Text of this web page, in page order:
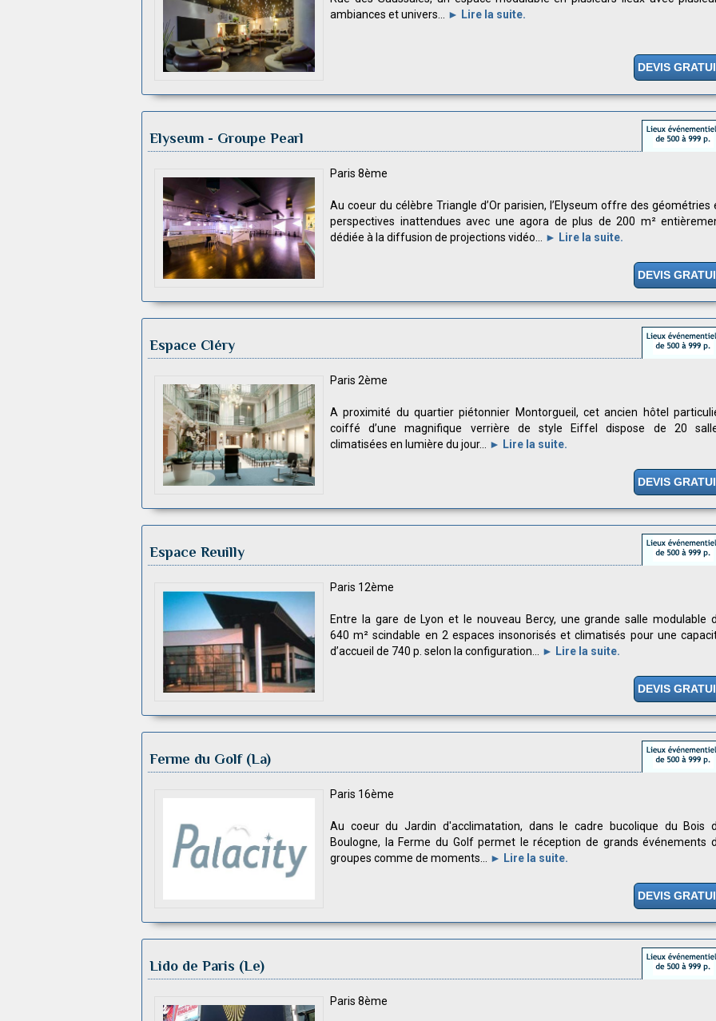
ambiances et univers...
► Lire la suite.
DEVIS
Elyseum - Groupe Pearl
Paris 8ème
Au coeur du célèbre Triangle d’Or parisien, l’Elyseum offre des géométries
perspectives inattendues avec une agora de plus de 200 m²
dédiée à la diffusion de projections vidéo...
► Lire la suite.
DEVIS
Espace Cléry
Paris 2ème
A proximité du quartier piétonnier Montorgueil, cet ancien hôtel
coiffé d’une magnifique verrière de style Eiffel dispose de 20
climatisées en lumière du jour...
► Lire la suite.
DEVIS
Espace Reuilly
Paris 12ème
Entre la gare de Lyon et le nouveau Bercy, une grande salle modulable
640 m² scindable en 2 espaces insonorisés et climatisés pour une
d’accueil de 740 p. selon la configuration...
► Lire la suite.
DEVIS
Ferme du Golf (La)
Paris 16ème
Au coeur du Jardin d'acclimatation, dans le cadre bucolique du Bois
Boulogne, la Ferme du Golf permet le réception de grands événements
groupes comme de moments...
► Lire la suite.
DEVIS
Lido de Paris (Le)
Paris 8ème